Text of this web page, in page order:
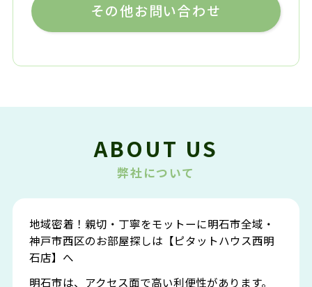
その他お問い合わせ
ABOUT US
弊社について
地域密着！親切・丁寧をモットーに明石市全域・
神戸市西区のお部屋探しは【ピタットハウス西明
石店】へ
明石市は、アクセス面で高い利便性があります。